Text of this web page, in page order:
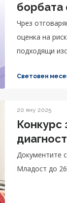
борбата
Чрез
оценка на
подходящи
Световен
20 яну 2025
Конкурс
Документите
Младост до